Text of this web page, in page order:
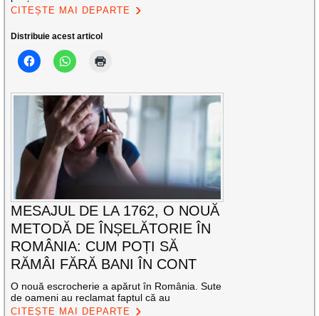
CITEȘTE MAI DEPARTE
Distribuie acest articol
MESAJUL DE LA 1762, O NOUĂ
METODĂ DE ÎNȘELĂTORIE ÎN
ROMÂNIA: CUM POȚI SĂ
RĂMÂI FĂRĂ BANI ÎN CONT
O nouă escrocherie a apărut în România. Sute
de oameni au reclamat faptul că au
CITEȘTE MAI DEPARTE